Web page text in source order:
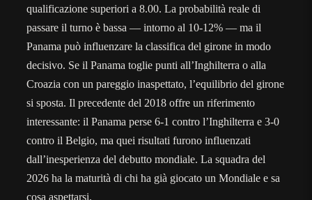
qualificazione superiori a 8.00. La probabilità reale di
passare il turno è bassa — intorno al 10-12% — ma il
Panama può influenzare la classifica del girone in modo
decisivo. Se il Panama toglie punti all’Inghilterra o alla
Croazia con un pareggio inaspettato, l’equilibrio del girone
si sposta. Il precedente del 2018 offre un riferimento
interessante: il Panama perse 6-1 contro l’Inghilterra e 3-0
contro il Belgio, ma quei risultati furono influenzati
dall’inesperienza del debutto mondiale. La squadra del
2026 ha la maturità di chi ha già giocato un Mondiale e sa
cosa aspettarsi.